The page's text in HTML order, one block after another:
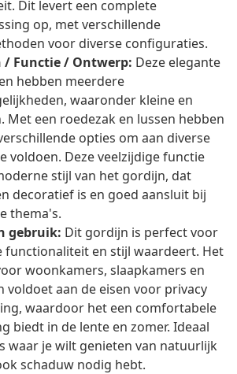
Dit levert een complete
op, met verschillende
voor diverse configuraties.
/ Functie / Ontwerp: Deze elegante
hebben meerdere
waaronder kleine en
Met een roedezak en lussen hebben
opties om aan diverse
voldoen. Deze veelzijdige functie
stijl van het gordijn, dat
decoratief is en goed aansluit bij
thema's.
gebruik: Dit gordijn is perfect voor
functionaliteit en stijl waardeert. Het
woonkamers, slaapkamers en
voldoet aan de eisen voor privacy
waardoor het een comfortabele
biedt in de lente en zomer. Ideaal
waar je wilt genieten van natuurlijk
schaduw nodig hebt.